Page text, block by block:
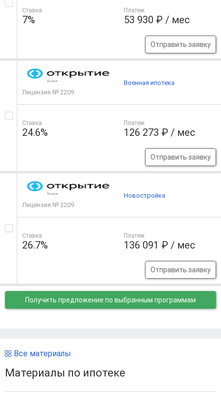
Ставка
7%
Платеж
53 930 ₽ / мес
Отправить заявку
Лицензия № 2209
Ставка
24.6%
Платеж
126 273 ₽ / мес
Отправить заявку
Военная ипотека
Лицензия № 2209
Ставка
26.7%
Платеж
136 091 ₽ / мес
Отправить заявку
Новостройка
Получить предложение по выбранным программам
Все материалы
Материалы по ипотеке